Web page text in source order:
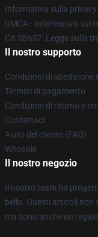
Informativa sulla privacy
DMCA - Informativa sul
CA SB657: Legge sulla
Il nostro supporto
Condizioni di spedizione
Termini di pagamento
Condizioni di ritorno e
Contattaci
Aiuto del cliente (FAQ)
Whosale
Il nostro negozio
Il nostro team ha
bello. Questi articoli non
ma sono anche un